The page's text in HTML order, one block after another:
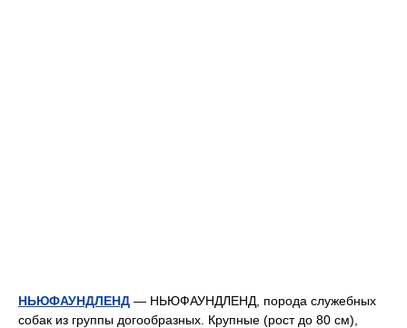
НЬЮФАУНДЛЕНД — НЬЮФАУНДЛЕНД, порода служебных
собак из группы догообразных. Крупные (рост до 80 см),